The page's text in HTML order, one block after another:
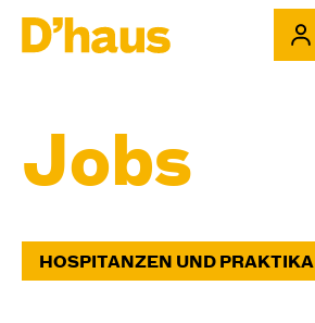
Jobs
HOSPI­TANZEN UND PRAKTIKA